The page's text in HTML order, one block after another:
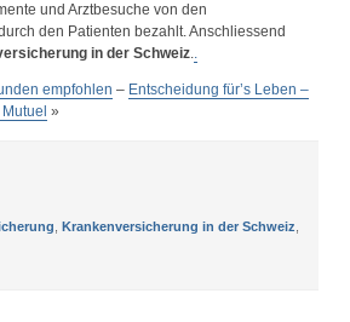
und Arztbesuche von den
den Patienten bezahlt. Anschliessend
in der Schweiz..
empfohlen – Entscheidung für’s Leben –
»
Krankenversicherung in der Schweiz